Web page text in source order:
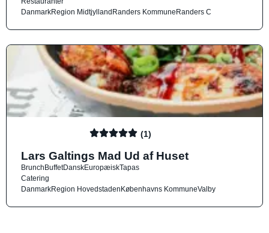
DanmarkRegion MidtjyllandRanders KommuneRanders C
(1)
Lars Galtings Mad Ud af Huset
BrunchBuffetDanskEuropæiskTapas
Catering
DanmarkRegion HovedstadenKøbenhavns KommuneValby